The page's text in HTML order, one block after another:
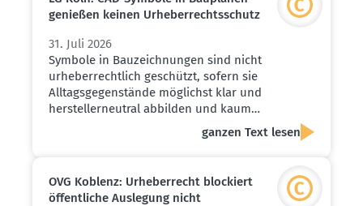
genießen keinen Urheber­rechts­schutz
31. Juli 2026
Symbole in Bauzeichnungen sind nicht
urheberrechtlich geschützt, sofern sie
Alltagsgegenstände möglichst klar und
herstellerneutral abbilden und kaum…
ganzen Text lesen
OVG Koblenz: Urheber­recht blockiert
öffent­liche Auslegung nicht